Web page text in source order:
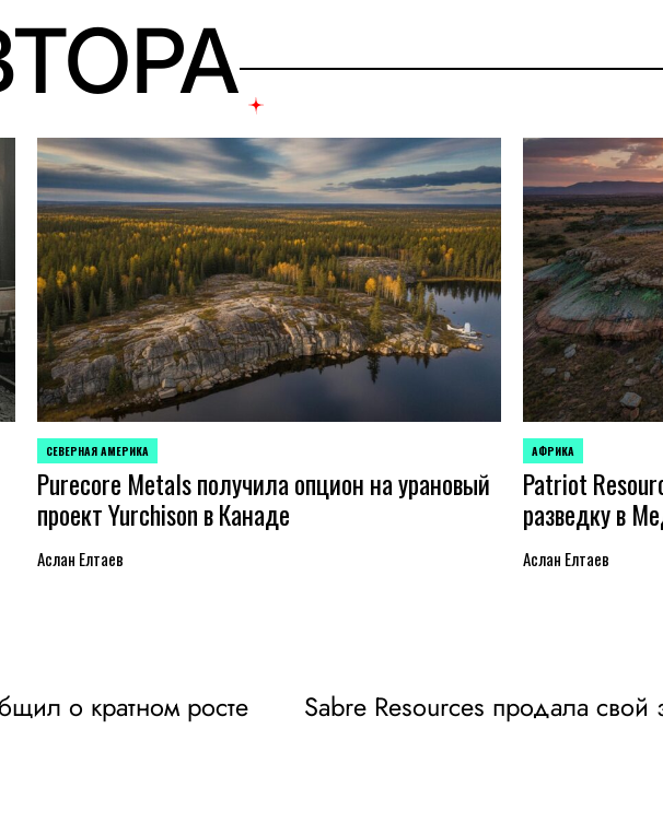
ОПУБЛИКОВАНО
В
СЕВЕРНАЯ АМЕРИКА
Purecore Metals получила опцион на урановый
проект Yurchison в Канаде
Аслан Елтаев
ОПУБЛИКОВАНО
В
АФРИКА
Patriot
разведку в
Аслан Елтаев
о кратном росте
Sabre Resources продала